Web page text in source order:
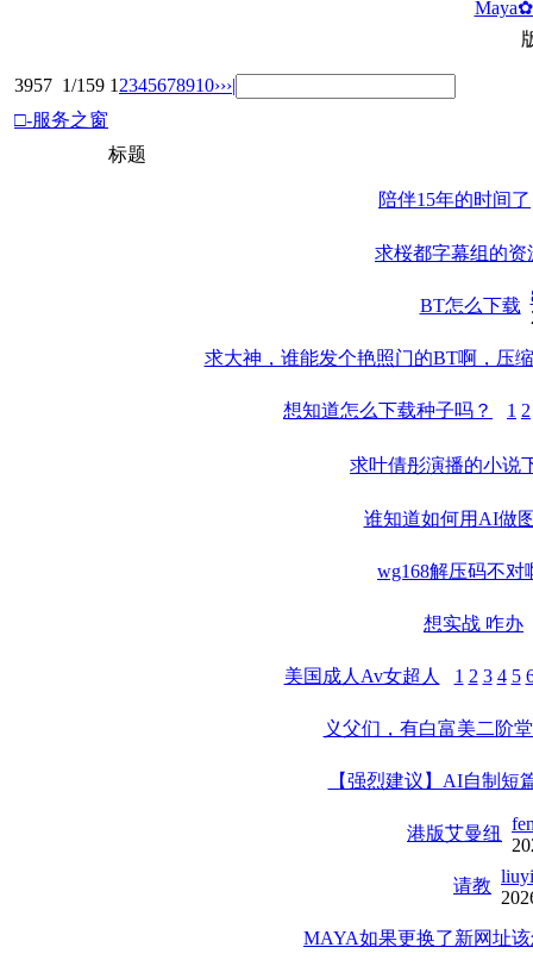
3957 1/159 1 2345678910›››|
□-服务之窗
标题
陪伴15年的时间了
求桜都字幕组的资
BT怎么下载
求大神，谁能发个艳照门的BT啊，压
想知道怎么下载种子吗？ 1 2
求叶倩彤演播的小说
谁知道如何用AI做
wg168解压码不对
想实战 咋办
美国成人Av女超人 1 2 3 4 5
义父们，有白富美二阶
【强烈建议】AI自制短
港版艾曼纽
请教
MAYA如果更换了新网址